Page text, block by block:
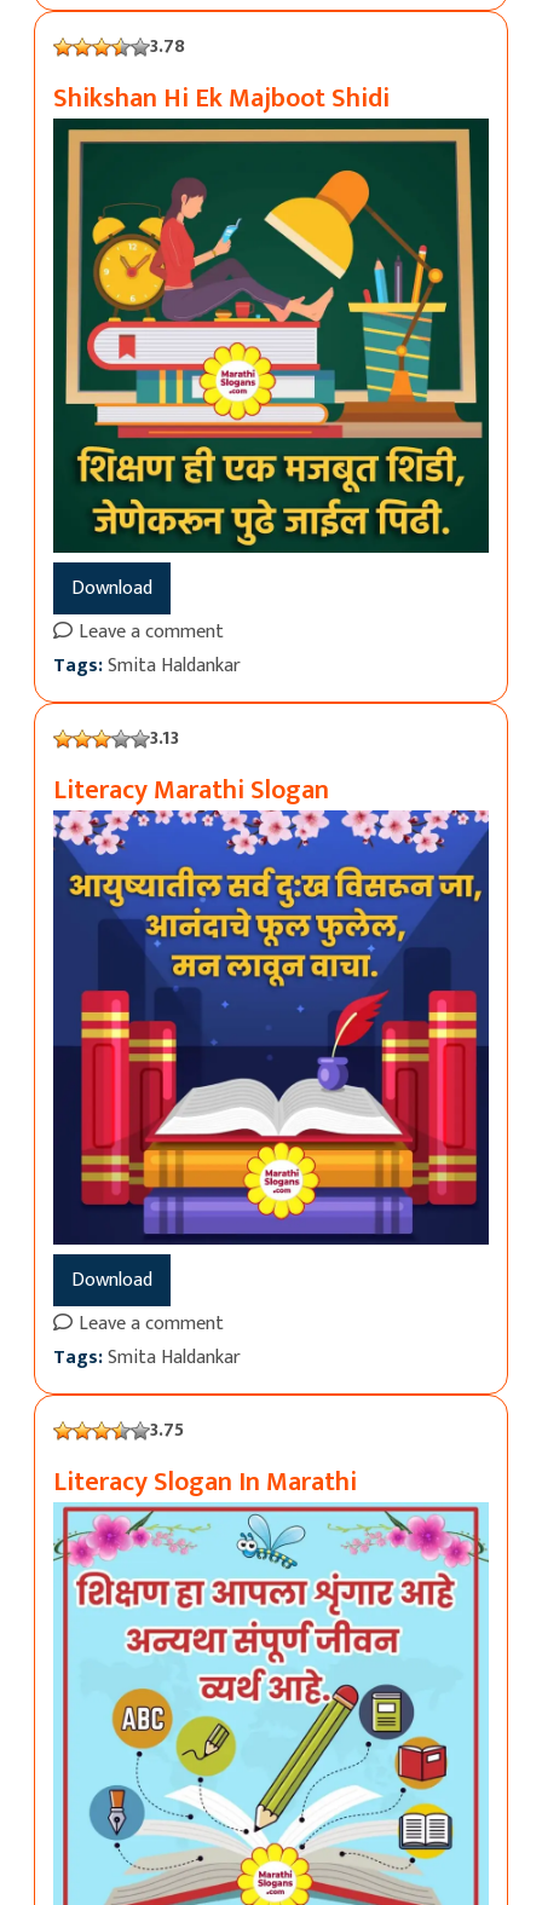
3.78
Shikshan Hi Ek Majboot Shidi
Download
Leave a comment
Tags:Smita Haldankar
3.13
Literacy Marathi Slogan
Download
Leave a comment
Tags:Smita Haldankar
3.75
Literacy Slogan In Marathi